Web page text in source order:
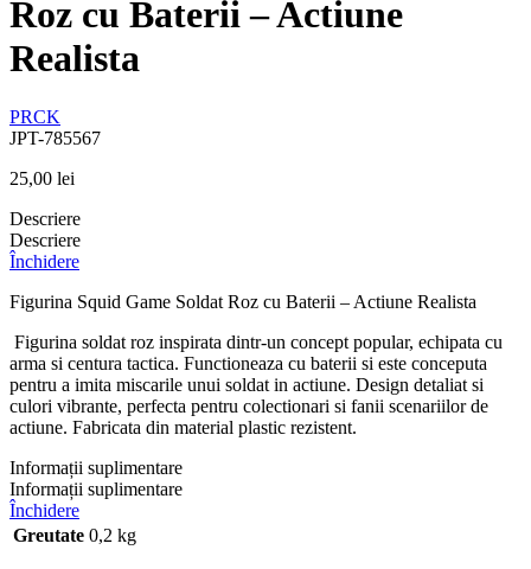
Roz cu Baterii – Actiune
Realista
PRCK
JPT-785567
25,00 lei
Descriere
Descriere
Închidere
Figurina Squid Game Soldat Roz cu Baterii – Actiune Realista
Figurina soldat roz inspirata dintr-un concept popular, echipata cu
arma si centura tactica. Functioneaza cu baterii si este conceputa
pentru a imita miscarile unui soldat in actiune. Design detaliat si
culori vibrante, perfecta pentru colectionari si fanii scenariilor de
actiune. Fabricata din material plastic rezistent.
Informații suplimentare
Informații suplimentare
Închidere
Greutate 0,2 kg